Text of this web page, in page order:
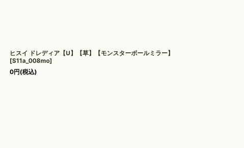
ヒスイ ドレディア【U】【草】【モンスターボールミラー】
[S11a_008mo]
0円(税込)